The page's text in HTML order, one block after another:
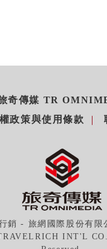
奇傳媒 TR
政策與使用條款
銷 - 旅網國際股份有限
INT'L